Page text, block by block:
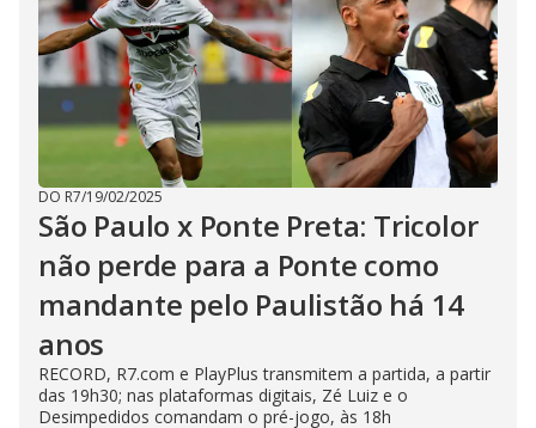
DO R7/19/02/2025
São Paulo x Ponte Preta: Tricolor
não perde para a Ponte como
mandante pelo Paulistão há 14
anos
RECORD, R7.com e PlayPlus transmitem a partida, a partir
das 19h30; nas plataformas digitais, Zé Luiz e o
Desimpedidos comandam o pré-jogo, às 18h